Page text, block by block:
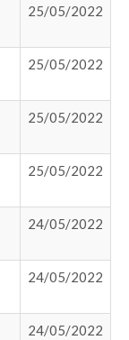
25/05/2022
25/05/2022
25/05/2022
25/05/2022
24/05/2022
24/05/2022
24/05/2022